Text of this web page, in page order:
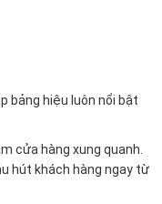
bảng hiệu luôn nổi bật
cửa hàng xung quanh.
hút khách hàng ngay từ